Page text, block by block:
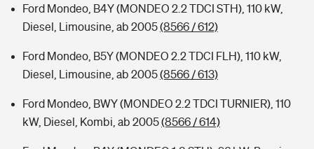
Ford Mondeo, B4Y (MONDEO 2.2 TDCI STH), 110 kW,
Diesel, Limousine, ab 2005(8566 / 612)
Ford Mondeo, B5Y (MONDEO 2.2 TDCI FLH), 110 kW,
Diesel, Limousine, ab 2005(8566 / 613)
Ford Mondeo, BWY (MONDEO 2.2 TDCI TURNIER), 110
kW, Diesel, Kombi, ab 2005(8566 / 614)